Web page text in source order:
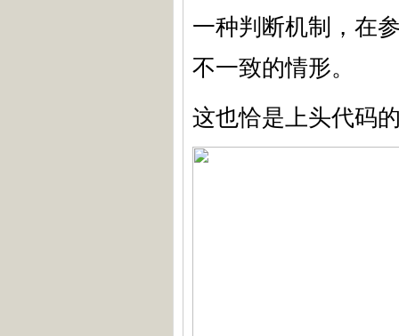
一种判断机制，在
不一致的情形。
这也恰是上头代码